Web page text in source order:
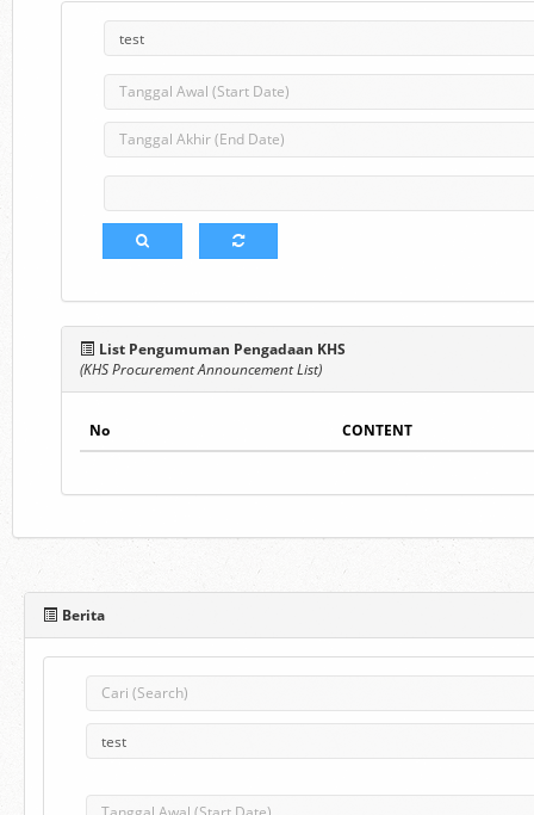
List Pengumuman Pengadaan KHS
(KHS Procurement Announcement List)
No CONTENT
Berita